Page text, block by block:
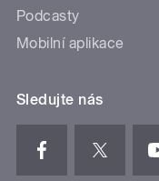
Podcasty
Mobilní aplikace
Sledujte nás